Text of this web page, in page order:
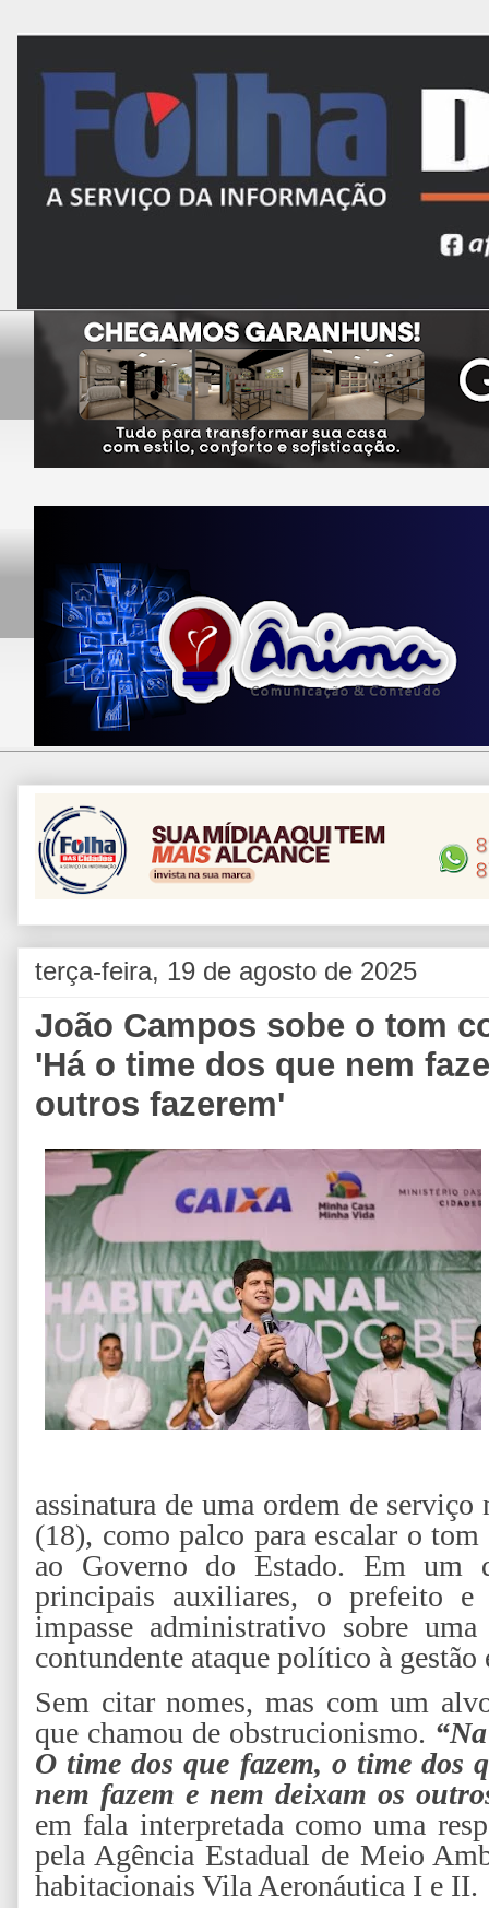
terça-feira, 19 de agosto de 2025
João Campos sobe o tom
'Há o time dos que nem
outros fazerem'
assinatura de uma ordem de
(18), como palco para escalar o
ao Governo do Estado. Em um
principais auxiliares, o prefeito e
impasse administrativo sobre
contundente ataque político à gestão
Sem citar nomes, mas com um
que chamou de obstrucionismo.
O time dos que fazem, o time dos
nem fazem e nem deixam os
em fala interpretada como uma
pela Agência Estadual de Meio
habitacionais Vila Aeronáutica I e II.